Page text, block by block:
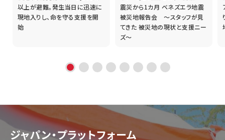
以上が避難。発生当日に迅速に
現地入りし、命を守る支援を開
始
震災から1カ月 ベネズエラ地震
被災地報告会 ～スタッフが見
てきた 被災地の現状と支援ニー
ズ～
ジャパン・プラットフォーム